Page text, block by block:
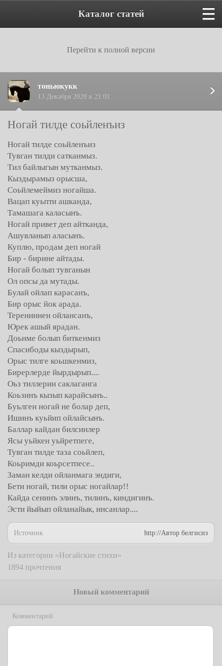
Каталог статей
Перейти к полной версии
тоньюкукк
13 Декабря 2020 в 21:01
Ногай тилде соьйленъиз
Ногай тилде соьйленъиз
Тувган тилди сатканмыз.
Тил байлыгын мутканмыз.
Кыздырамыз орысша,
Соьйлемеймиз ногайша.
Вацап куьпти ашканда,
Тамашага каласынъ.
Ногай привет деп айтканда,
Ашувланып аласынъ.
Куплю, продам деп ногай
Бир - бирине айтады.
Ногай болып тувганын
Ол опсы да мутады.
Булай ойлап карасанъ,
Бир орыс йок арада.
Терениннен ойлансанъ,
Юрек ашый ярадан.
Доьнме болып биткенмиз
Спасибоды кыздырып,
Орыс тилге коьшкенмиз,
Бирерлерде йырдырып....
Оьз тиллерин саклаганга
Коьзинъ кызып карайсынъ..
Буьлген ногай не болар деп,
Ишинъ куьйип ойлайсынъ.
Баллар кайдан билсинлер
Ясы уьйкен уьйретпеге,
Тувган тилде таза соьйлеп,
Коьримди коьрсетпесе..
Заман келди ойланмага эндиги,
Бети ногай, тили орыс ногайлар!!
Кайда сенинъ элинъ, тилинъ, киндигинъ.
Эсти йыйып ойланайык, инсанлар....
Источник http://Автор белгисиз
Из категории «Ногайские стихи»
1894 прочтения
Новый комментарий
Комментарий